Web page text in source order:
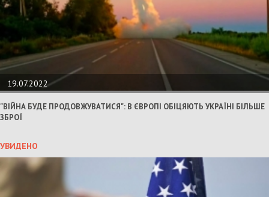
19.07.2022
"ВІЙНА БУДЕ ПРОДОВЖУВАТИСЯ": В ЄВРОПІ ОБІЦЯЮТЬ УКРАЇНІ БІЛЬШЕ
ЗБРОЇ
УВИДЕНО